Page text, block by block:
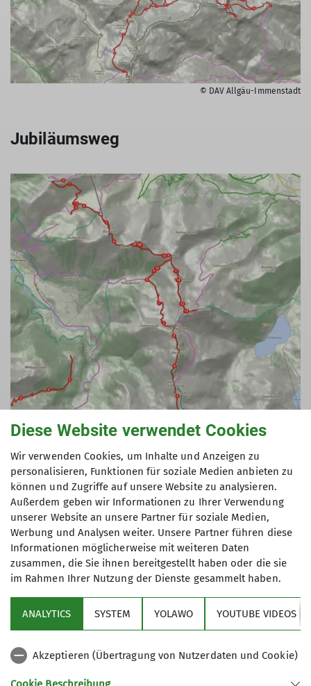
© DAV Allgäu-Immenstadt
Jubiläumsweg
© DAV Allgäu-Immenstadt
Aktuelles
Diese Website verwendet Cookies
Wir verwenden Cookies, um Inhalte und Anzeigen zu
personalisieren, Funktionen für soziale Medien anbieten zu
können und Zugriffe auf unsere Website zu analysieren.
Außerdem geben wir Informationen zu Ihrer Verwendung
unserer Website an unsere Partner für soziale Medien,
Werbung und Analysen weiter. Unsere Partner führen diese
Informationen möglicherweise mit weiteren Daten
zusammen, die Sie ihnen bereitgestellt haben oder die sie
im Rahmen Ihrer Nutzung der Dienste gesammelt haben.
ANALYTICS SYSTEM YOLAWO YOUTUBE VIDEOS
Akzeptieren (Übertragung von Nutzerdaten und Cookie)